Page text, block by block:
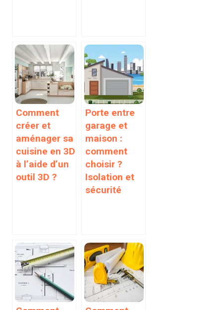
Comment
créer et
aménager sa
cuisine en 3D
à l’aide d’un
outil 3D ?
Porte entre
garage et
maison :
comment
choisir ?
Isolation et
sécurité